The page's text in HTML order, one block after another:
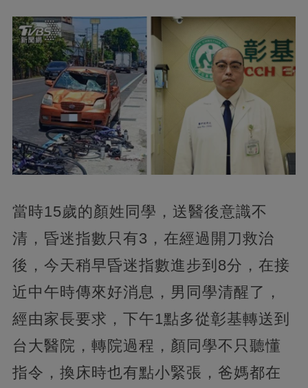
當時15歲的顏姓同學，送醫後意識不
清，昏迷指數只有3，在經過開刀救治
後，今天稍早昏迷指數進步到8分，在接
近中午時傳來好消息，男同學清醒了，
經由家長要求，下午1點多從彰基轉送到
台大醫院，轉院過程，顏同學不只聽懂
指令，換床時也有點小緊張，爸媽都在